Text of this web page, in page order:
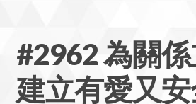
#2962 為關
建立有愛又